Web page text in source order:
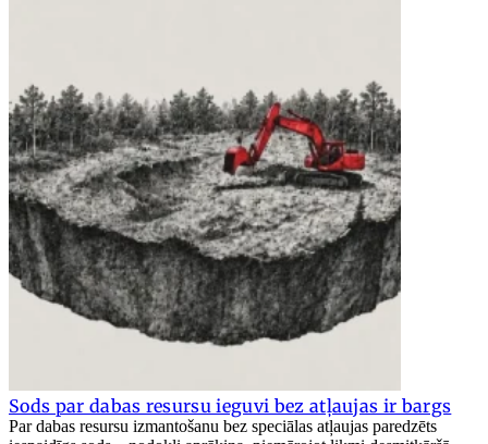
Sods par dabas resursu ieguvi bez atļaujas ir bargs
Par dabas resursu izmantošanu bez speciālas atļaujas paredzēts